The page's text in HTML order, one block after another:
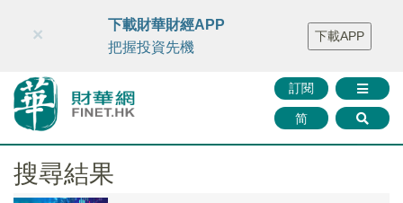
財華智庫網 FINTV FINMETA 財華證券 媒體矩陣
智庫沙龍
聯絡我們
訂閱
简
×
下載財華財經APP
把握投資先機
下載APP
搜尋結果